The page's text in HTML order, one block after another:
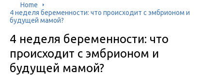
Home
4 неделя беременности: что происходит с эмбрионом и
будущей мамой?
4 неделя беременности: что
происходит с эмбрионом и
будущей мамой?